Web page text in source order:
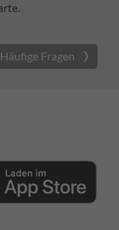
Häufige Fragen